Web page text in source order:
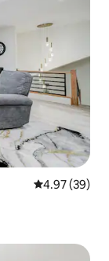
คะแนนเฉลี่ย
4.97 (39)